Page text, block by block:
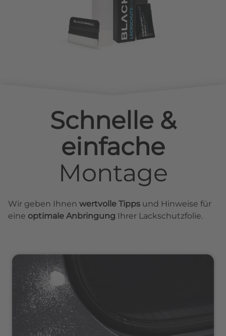
Schnelle &
einfache
Montage
Wir geben Ihnen wertvolle Tipps und Hinweise für
eine optimale Anbringung Ihrer Lackschutzfolie.